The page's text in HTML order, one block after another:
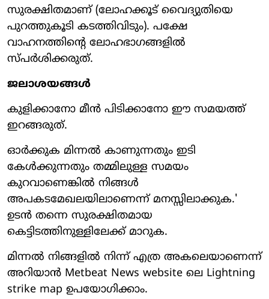
സുരക്ഷിതമാണ് (ലോഹക്കൂട് വൈദ്യുതിയെ
പുറത്തുകൂടി കടത്തിവിടും). പക്ഷേ
വാഹനത്തിന്റെ ലോഹഭാഗങ്ങളില്‍
സ്പര്‍ശിക്കരുത്.
ജലാശയങ്ങള്‍
കുളിക്കാനോ മീന്‍ പിടിക്കാനോ ഈ സമയത്ത്
ഇറങ്ങരുത്.
ഓര്‍ക്കുക മിന്നല്‍ കാണുന്നതും ഇടി
കേള്‍ക്കുന്നതും തമ്മിലുള്ള സമയം
കുറവാണെങ്കില്‍ നിങ്ങള്‍
അപകടമേഖലയിലാണെന്ന് മനസ്സിലാക്കുക.'
ഉടന്‍ തന്നെ സുരക്ഷിതമായ
കെട്ടിടത്തിനുള്ളിലേക്ക് മാറുക.
മിന്നല്‍ നിങ്ങളില്‍ നിന്ന് എത്ര അകലെയാണെന്ന്
അറിയാന്‍ Metbeat News website ലെ Lightning
strike map ഉപയോഗിക്കാം.